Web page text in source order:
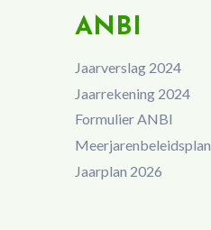
ANBI
Jaarverslag 2024
Jaarrekening 2024
Formulier ANBI
Meerjarenbeleidsplan
Jaarplan 2026